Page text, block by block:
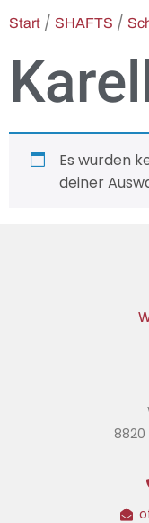
Start / SHAFTS /
Es wurden
deiner